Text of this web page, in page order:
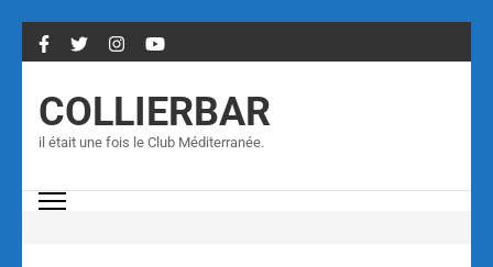
Aller
au
(Pressez
Entrée)
COLLIERBAR
il était une fois le Club Méditerranée.